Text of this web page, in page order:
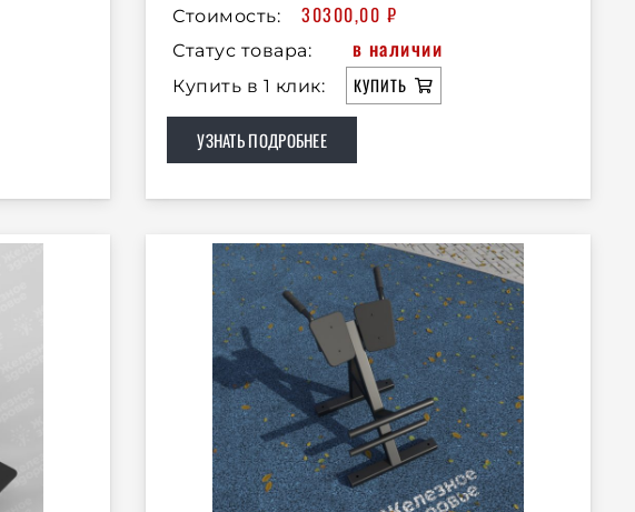
Стоимость:
30300,00 ₽
Статус товара: в наличии
Купить в 1 клик: КУПИТЬ
УЗНАТЬ ПОДРОБНЕЕ